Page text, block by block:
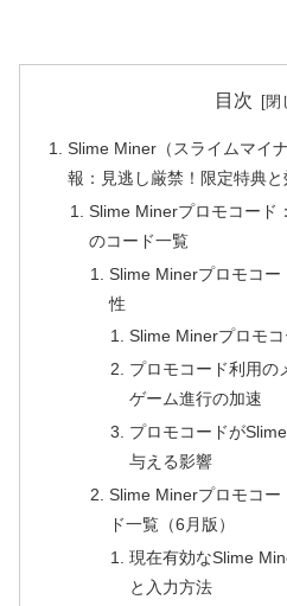
目次
Slime Miner（スライムマイ
報：見逃し厳禁！限定特典
Slime Minerプロモコード
のコード一覧
Slime Minerプロモコ
性
Slime Minerプロモ
プロモコード利用の
ゲーム進行の加速
プロモコードが
与える影響
Slime Minerプロモコ
ド一覧（6月版）
現在有効なSlime
と入力方法